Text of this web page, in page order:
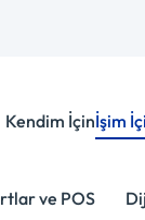
Kendim İçinİşim
ve POS